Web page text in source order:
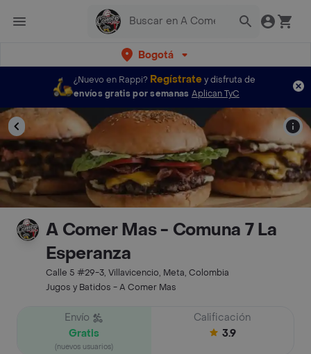
Bogotá
¿Nuevo en Rappi? Regístratey disfruta de
envíos gratis por semanas Aplican TyC
A Comer Mas - Comuna 7 La
Esperanza
Calle 5 #29-3, Villavicencio, Meta, Colombia
Jugos y Batidos - A Comer Mas
Envío
Gratis
(nuevos usuarios)
Calificación
3.9